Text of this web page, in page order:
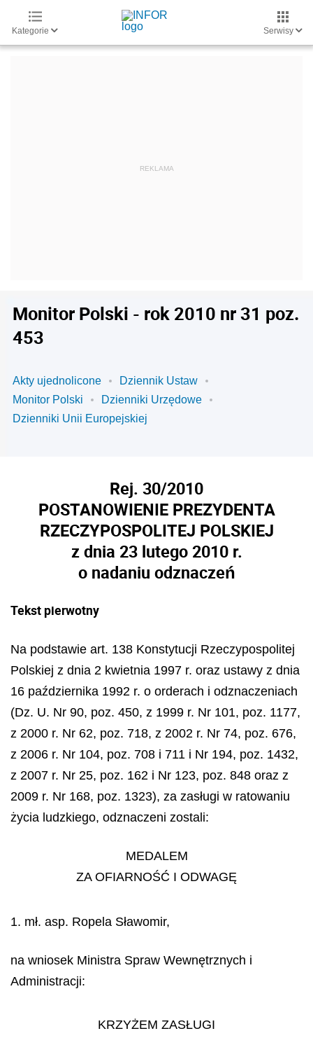
Kategorie Serwisy
Monitor Polski - rok 2010 nr 31 poz.
453
Akty ujednolicone
Dziennik Ustaw
Monitor Polski
Dzienniki Urzędowe
Dzienniki Unii Europejskiej
Rej. 30/2010
POSTANOWIENIE PREZYDENTA
RZECZYPOSPOLITEJ POLSKIEJ
z dnia 23 lutego 2010 r.
o nadaniu odznaczeń
Tekst pierwotny
Na podstawie art. 138 Konstytucji Rzeczypospolitej
Polskiej z dnia 2 kwietnia 1997 r. oraz ustawy z dnia
16 października 1992 r. o orderach i odznaczeniach
(Dz. U. Nr 90, poz. 450, z 1999 r. Nr 101, poz. 1177,
z 2000 r. Nr 62, poz. 718, z 2002 r. Nr 74, poz. 676,
z 2006 r. Nr 104, poz. 708 i 711 i Nr 194, poz. 1432,
z 2007 r. Nr 25, poz. 162 i Nr 123, poz. 848 oraz z
2009 r. Nr 168, poz. 1323), za zasługi w ratowaniu
życia ludzkiego, odznaczeni zostali:
MEDALEM
ZA OFIARNOŚĆ I ODWAGĘ
1. mł. asp. Ropela Sławomir,
na wniosek Ministra Spraw Wewnętrznych i
Administracji:
KRZYŻEM ZASŁUGI